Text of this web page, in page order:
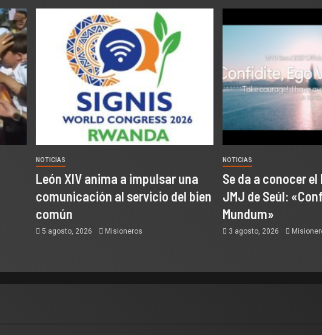
NOTICIAS
León XIV anima a impulsar una
comunicación al servicio del bien
común
5 agosto, 2026 Misioneros
NOTICIAS
Se da a conocer
JMJ de Seúl:
Mundum»
3 agosto, 2026